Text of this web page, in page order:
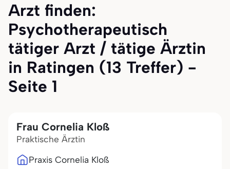
Arzt finden:
Psychotherapeutisch
tätiger Arzt / tätige Ärztin
in Ratingen (13 Treffer) -
Seite 1
Frau Cornelia Kloß
Praktische Ärztin
Praxis Cornelia Kloß